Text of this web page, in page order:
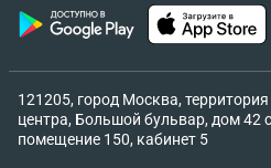
121205, город Москва,
центра, Большой бульвар, дом 42
помещение 150, кабинет 5